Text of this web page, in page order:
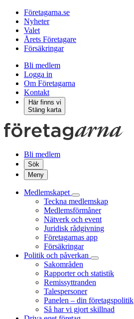
Företagarna.se
Nyheter
Valet
Årets Företagare
Försäkringar
Bli medlem
Logga in
Om Företagarna
Kontakt
Här finns vi
Stäng karta
Bli medlem
Sök
Meny
Medlemskapet
Teckna medlemskap
Medlemsförmåner
Nätverk och event
Juridisk rådgivning
Företagarnas app
Försäkringar
Politik och påverkan
Sakområden
Rapporter och statistik
Remissyttranden
Talespersoner
Panelen – din företagspolitik
Så har vi gjort skillnad